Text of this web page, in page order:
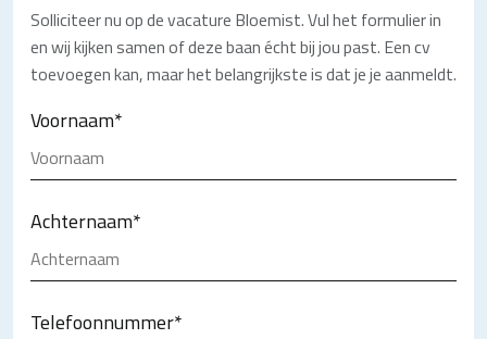
Solliciteer nu op de vacature Bloemist. Vul het formulier in
en wij kijken samen of deze baan écht bij jou past. Een cv
toevoegen kan, maar het belangrijkste is dat je je aanmeldt.
Voornaam*
Achternaam*
Telefoonnummer*